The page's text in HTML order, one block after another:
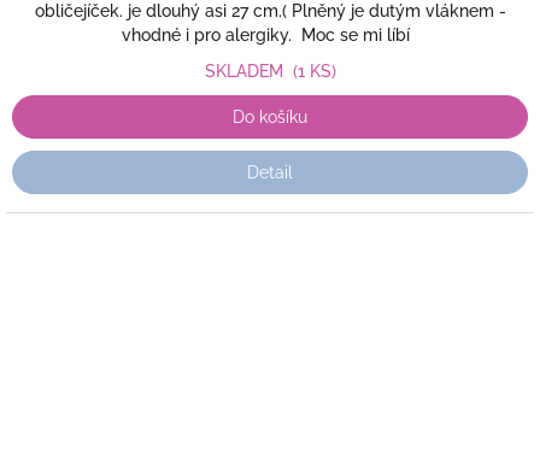
obličejíček. je dlouhý asi 27 cm.( Plněný je dutým vláknem -
vhodné i pro alergiky. Moc se mi líbí
SKLADEM (1 KS)
Do košíku
Detail